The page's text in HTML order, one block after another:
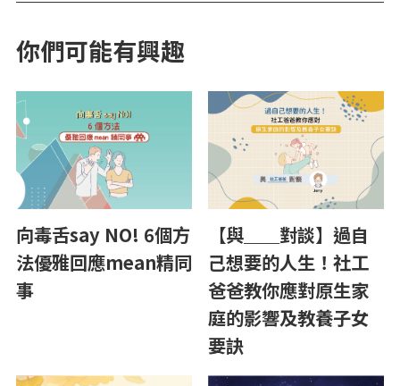
你們可能有興趣
向毒舌say NO! 6個方
法優雅回應mean精同
事
【與＿＿對談】過自
己想要的人生！社工
爸爸教你應對原生家
庭的影響及教養子女
要訣